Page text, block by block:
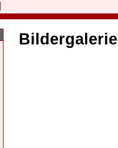
Bildergalerie